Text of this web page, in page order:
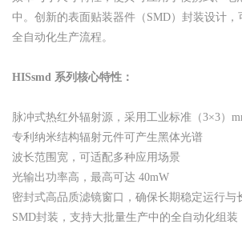
中。创新的表面贴装器件（SMD）封装设计
全自动化生产流程。
HISsmd 系列核心特性：
脉冲式热红外辐射源，采用工业标准（3×3）
专利纳米结构辐射元件可产生黑体光谱
波长范围宽，可适配多种应用场景
光输出功率高，最高可达 40mW
密封式高品质滤镜窗口，确保长期稳定运行与
SMD封装，支持大批量生产中的全自动化组装